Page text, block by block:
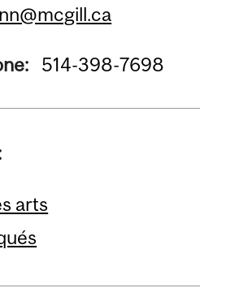
514-398-7698
arts